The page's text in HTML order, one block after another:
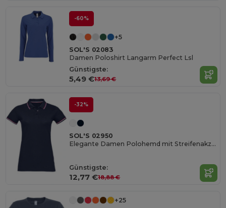
-60%
+5
SOL'S 02083
Damen Poloshirt Langarm Perfect Lsl
Günstigste:
5,49 €13,69 €
-32%
SOL'S 02950
Elegante Damen Polohemd mit Streifenakzenten
Günstigste:
12,77 €18,88 €
+25